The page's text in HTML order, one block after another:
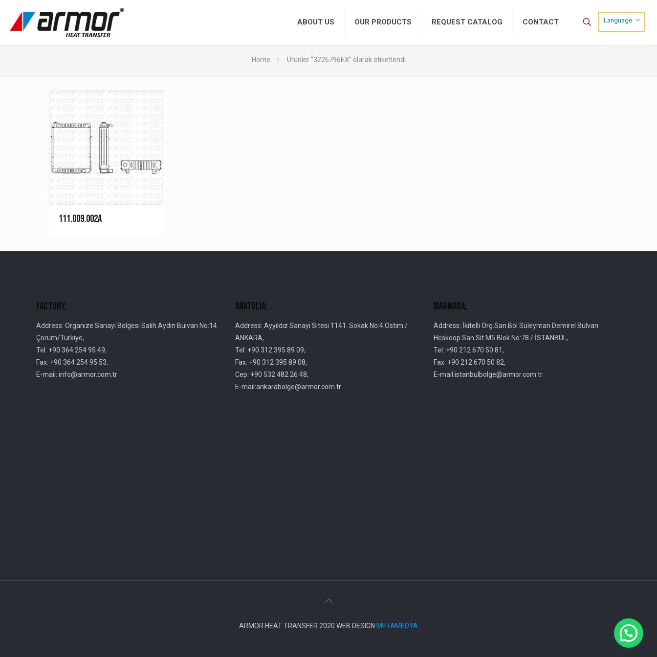
ABOUT US OUR PRODUCTS REQUEST CATALOG CONTACT Language
Home Ürünler “3226796EX” olarak etiketlendi
111.009.002A
Factory;
Address: Organize Sanayi Bölgesi Salih Aydın Bulvarı No:14
Çorum/Türkiye,
Tel: +90 364 254 95 49,
Fax: +90 364 254 95 53,
E-mail: info@armor.com.tr
AnatolIa;
Address: Ayyıldız Sanayi Sitesi 1141. Sokak No:4 Ostim /
ANKARA,
Tel: +90 312 395 89 09,
Fax: +90 312 395 89 08,
Cep: +90 532 482 26 48,
E-mail:ankarabolge@armor.com.tr
Marmara;
Address: İkitelli Org.San.Böl Süleyman Demirel Bulvarı
Heskoop San.Sit.M5 Blok No:78 / İSTANBUL,
Tel: +90 212 670 50 81,
Fax: +90 212 670 50 82,
E-mail:istanbulbolge@armor.com.tr
ARMOR HEAT TRANSFER 2020 WEB DESIGN METAMEDYA